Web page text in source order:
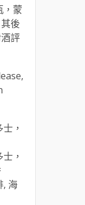
，蒙
後
評
，
，
, 海